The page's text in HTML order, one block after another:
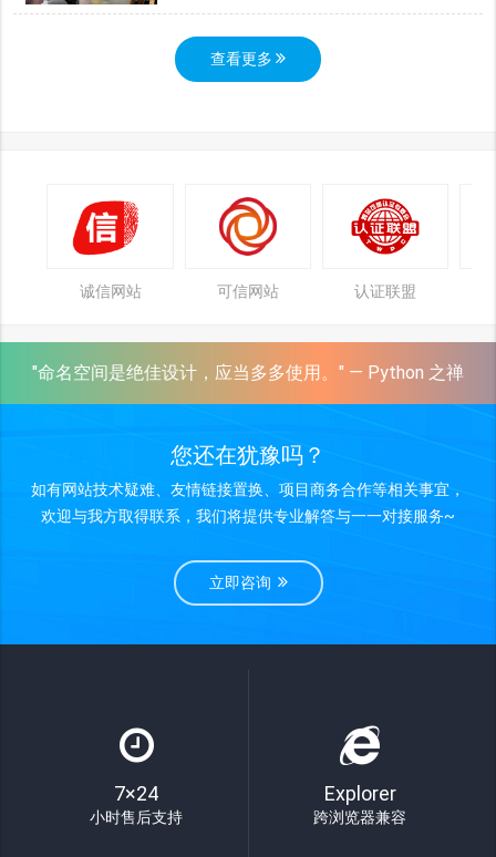
查看更多
诚信网站 可信网站 认证联盟
"命名空间是绝佳设计，应当多多使用。" — Python 之禅
您还在犹豫吗？
如有网站技术疑难、友情链接置换、项目商务合作等相关事宜，
欢迎与我方取得联系，我们将提供专业解答与一一对接服务~
立即咨询
7×24
小时售后支持
Explorer
跨浏览器兼容